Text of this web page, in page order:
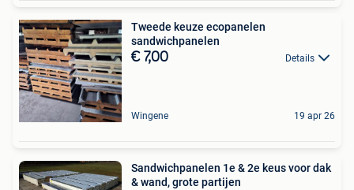
Tweede keuze ecopanelen
sandwichpanelen
€ 7,00 Details
Wingene 19 apr 26
Sandwichpanelen 1e & 2e keus voor dak
& wand, grote partijen